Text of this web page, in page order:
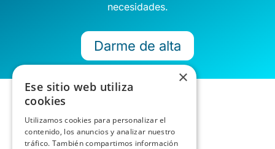
necesidades.
Darme de alta
×
Ese sitio web utiliza
cookies
Utilizamos cookies para personalizar el
contenido, los anuncios y analizar nuestro
tráfico. También compartimos información